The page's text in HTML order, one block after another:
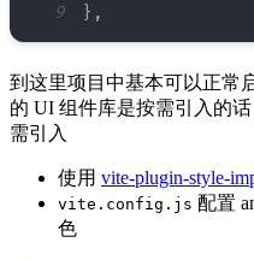
9
} ,
到这里项目中基本可以正常
的 UI 组件库是按需引入的
需引入
使用 vite-plugin-style-
vite.config.js 配置
色